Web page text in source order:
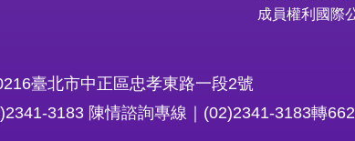
成員權利國際
臺北市中正區忠孝東路一段2號
3183 陳情諮詢專線｜(02)2341-3183轉662